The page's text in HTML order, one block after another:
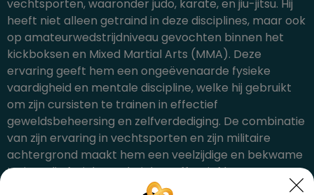
vechtsporten, waaronder judo, karate, en jiu-jitsu. Hij
heeft niet alleen getraind in deze disciplines, maar ook
op amateurwedstrijdniveau gevochten binnen het
kickboksen en Mixed Martial Arts (MMA). Deze
ervaring geeft hem een ongeëvenaarde fysieke
vaardigheid en mentale discipline, welke hij gebruikt
om zijn cursisten te trainen in effectief
geweldsbeheersing en zelfverdediging. De combinatie
van zijn ervaring in vechtsporten en zijn militaire
achtergrond maakt hem een veelzijdige en bekwame
trainer die fysieke technieken effectief kan